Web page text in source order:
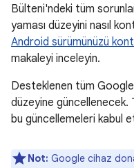
Bülteni'ndeki tüm
yaması düzeyini nasıl
Android sürümünüzü
makaleyi inceleyin.
Desteklenen tüm
düzeyine güncellenecek.
bu güncellemeleri kabul
Not: Google cihaz